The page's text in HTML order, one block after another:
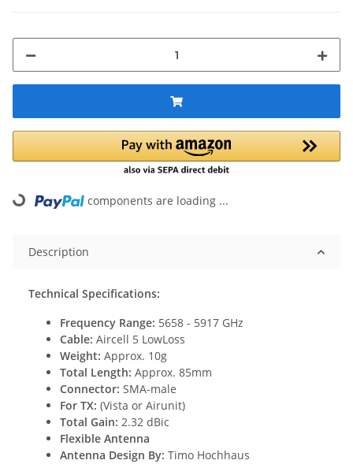
components are loading ...
Description
Technical Specifications:
Frequency Range: 5658 - 5917 GHz
Cable: Aircell 5 LowLoss
Weight: Approx. 10g
Total Length: Approx. 85mm
Connector: SMA-male
For TX: (Vista or Airunit)
Total Gain: 2.32 dBic
Flexible Antenna
Antenna Design By: Timo Hochhaus